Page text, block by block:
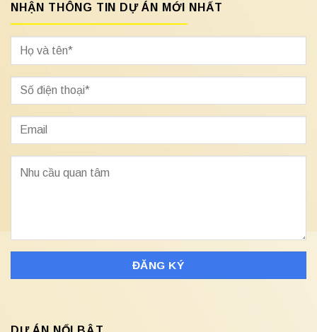
NHẬN THÔNG TIN DỰ ÁN MỚI NHẤT